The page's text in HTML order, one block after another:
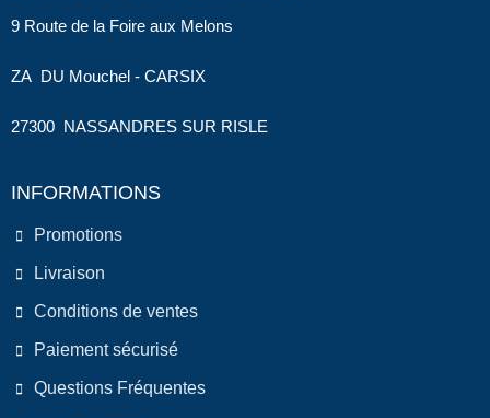
9 Route de la Foire aux Melons
ZA DU Mouchel - CARSIX
27300 NASSANDRES SUR RISLE
INFORMATIONS
Promotions
Livraison
Conditions de ventes
Paiement sécurisé
Questions Fréquentes